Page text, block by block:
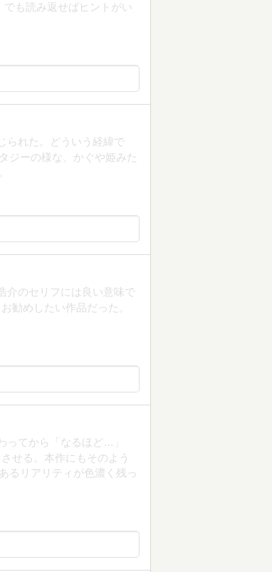
も読み返せばヒントがい
られた。どういう経緯で
ジーの様な、かぐや姫みた
介のセリフには良い意味で
勧めしたい作品だった。
ってから「なるほど…」
せる。本作にもそのよう
るリアリティが色濃く残っ